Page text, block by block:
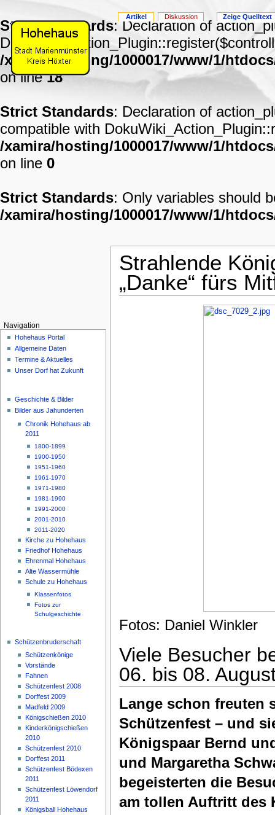
Strict Standards: Declaration of
/xamira/hosting/1000017/www/1/
on line18
Strict Standards: Declaration of
compatible with
/xamira/hosting/1000017/www/1/
on line 0
Strict Standards: Only variables should
/xamira/hosting/1000017/www/1/
Strahlende
„Danke“ fürs
Fotos: Daniel Winkler
Viele Besucher
06. bis 08.
Lange schon freuten
Schützenfest – und
Königspaar Bernd
und Margaretha
begeisterten die
am tollen Auftritt des
Artikel Diskussion Zeige Quelltext
Navigation
Hohehaus Portal
Allgemeine Daten
Termine & Aktuelles
Unser Dorf hat Zukunft
Geschichte & Bilder
Bilder aus Jahunderten
Chronik Hohehaus ab
2011
1800-1899
1900-1950
1951-1960
1961-1970
1971-1980
1981-1990
1991-2000
2001-2010
2011-2020
Kirche zu Hohehaus
Friedhof Hohehaus
Ehrenmal Hohehaus
Alte Wassermühle
Schule zu Hohehaus
Klassenfotos
Fotos zur
Schulgeschichte
Schützenbruderschaft
Schützenkönige
Vorstände
Fahnen
Schützenfest 2008
Dorffest 2009
Madfeld 2009
Königschießen 2010
Kinderkönigschießen
2010
Schützenfest 2010
Dorffest 2011
Schützenfest Bödexen
2011
Schützenfest Löwendorf
2011
Königsball Hohehaus